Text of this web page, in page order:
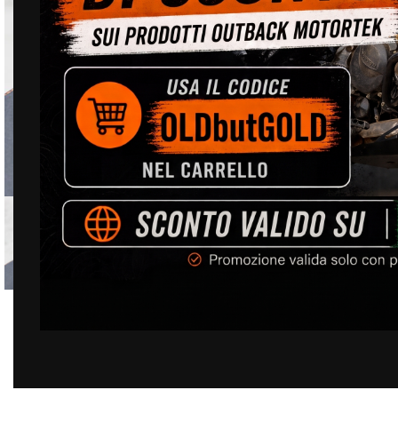
Guarda il video
Clicca per ingrandire